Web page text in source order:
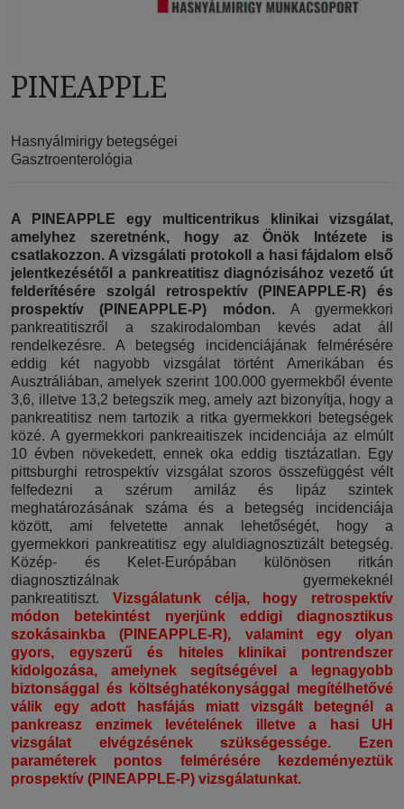
PINEAPPLE
Hasnyálmirigy betegségei
Gasztroenterológia
A PINEAPPLE egy multicentrikus klinikai vizsgálat,
amelyhez szeretnénk, hogy az Önök Intézete is
csatlakozzon. A vizsgálati protokoll a hasi fájdalom első
jelentkezésétől a pankreatitisz diagnózisához vezető út
felderítésére szolgál retrospektív (PINEAPPLE-R) és
prospektív (PINEAPPLE-P) módon. A gyermekkori
pankreatitiszről a szakirodalomban kevés adat áll
rendelkezésre. A betegség incidenciájának felmérésére
eddig két nagyobb vizsgálat történt Amerikában és
Ausztráliában, amelyek szerint 100.000 gyermekből évente
3,6, illetve 13,2 betegszik meg, amely azt bizonyítja, hogy a
pankreatitisz nem tartozik a ritka gyermekkori betegségek
közé. A gyermekkori pankreaitiszek incidenciája az elmúlt
10 évben növekedett, ennek oka eddig tisztázatlan. Egy
pittsburghi retrospektív vizsgálat szoros összefüggést vélt
felfedezni a szérum amiláz és lipáz szintek
meghatározásának száma és a betegség incidenciája
között, ami felvetette annak lehetőségét, hogy a
gyermekkori pankreatitisz egy aluldiagnosztizált betegség.
Közép- és Kelet-Európában különösen ritkán
diagnosztizálnak gyermekeknél
pankreatitiszt. Vizsgálatunk célja, hogy retrospektív
módon betekintést nyerjünk eddigi diagnosztikus
szokásainkba (PINEAPPLE-R), valamint egy olyan
gyors, egyszerű és hiteles klinikai pontrendszer
kidolgozása, amelynek segítségével a legnagyobb
biztonsággal és költséghatékonysággal megítélhetővé
válik egy adott hasfájás miatt vizsgált betegnél a
pankreasz enzimek levételének illetve a hasi UH
vizsgálat elvégzésének szükségessége. Ezen
paraméterek pontos felmérésére kezdeményeztük
prospektív (PINEAPPLE-P) vizsgálatunkat.